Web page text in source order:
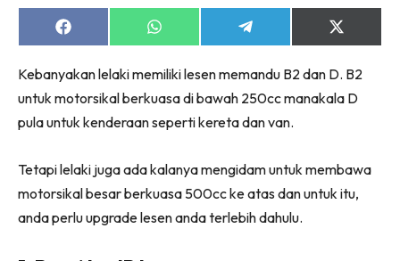
Share
on
Share
on
Share
on
Share
on
(Twitter)
Kebanyakan lelaki memiliki lesen memandu B2 dan D. B2
untuk motorsikal berkuasa di bawah 250cc manakala D
pula untuk kenderaan seperti kereta dan van.
Tetapi lelaki juga ada kalanya mengidam untuk membawa
motorsikal besar berkuasa 500cc ke atas dan untuk itu,
anda perlu upgrade lesen anda terlebih dahulu.